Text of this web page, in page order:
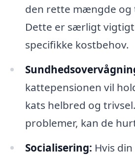
den rette mængde og
Dette er særligt
specifikke kostbehov.
kattepensionen vil
kats helbred og
problemer, kan de
Socialisering: Hvis